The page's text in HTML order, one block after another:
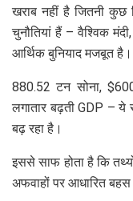
खराब नहीं है जितनी कुछ
चुनौतियां हैं – वैश्विक
आर्थिक बुनियाद मजबूत है।
880.52 टन सोना,
लगातार बढ़ती GDP –
बढ़ रहा है।
इससे साफ होता है कि
अफवाहों पर आधारित